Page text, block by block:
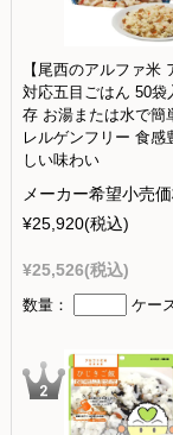
【尾西のアルファ米
対応五目ごはん 50袋
存 お湯または水で簡
レルゲンフリー 食感
しい味わい
メーカー希望小売
¥25,920(税込)
¥25,526(税込)
数量： ケー